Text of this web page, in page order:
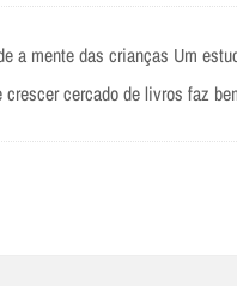
a mente das crianças Um
cercado de livros faz